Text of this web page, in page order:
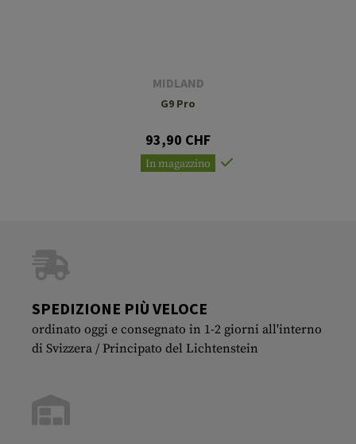
MIDLAND
G9 Pro
93,90 CHF
In magazzino
SPEDIZIONE PIÙ VELOCE
ordinato oggi e consegnato in 1-2 giorni all'interno
di Svizzera / Principato del Lichtenstein